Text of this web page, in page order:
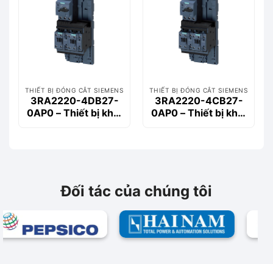
THIẾT BỊ ĐÓNG CẮT SIEMENS
3RA2220-4DB27-
0AP0 – Thiết bị khởi
THIẾT BỊ ĐÓNG CẮT SIEMENS
3RA2220-4CB27-
0AP0 – Thiết bị khởi
Đối tác của chúng tôi